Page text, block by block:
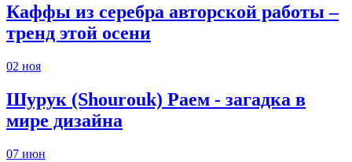
Каффы из серебра авторской работы –
тренд этой осени
02 ноя
Шурук (Shourouk) Раем - загадка в
мире дизайна
07 июн